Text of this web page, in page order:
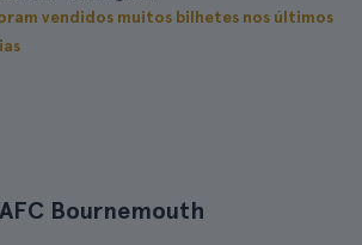
vendidos muitos bilhetes nos últimos
Bournemouth